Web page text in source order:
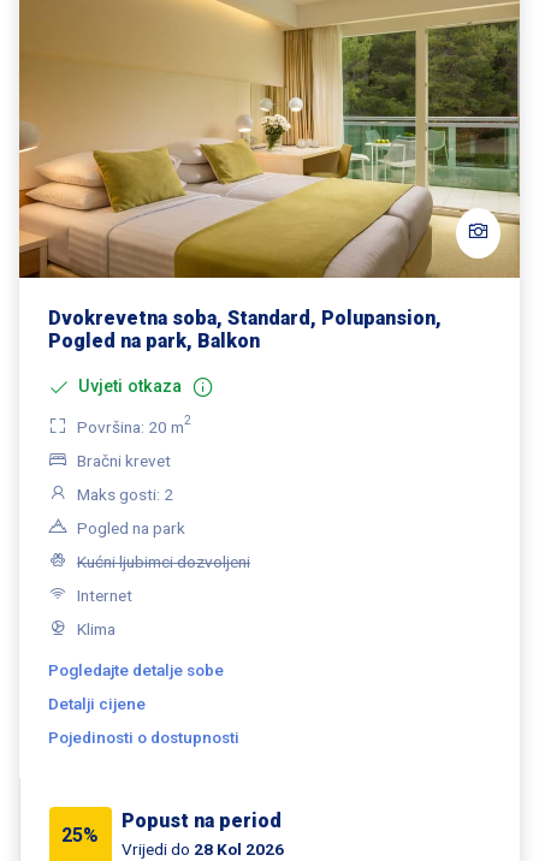
Dvokrevetna soba, Standard, Polupansion,
Pogled na park, Balkon
Uvjeti otkaza
Površina: 20 m2
Bračni krevet
Maks gosti: 2
Pogled na park
Kućni ljubimci dozvoljeni
Internet
Klima
Pogledajte detalje sobe
Detalji cijene
Pojedinosti o dostupnosti
25%
Popust na period
Vrijedi do 28 Kol 2026